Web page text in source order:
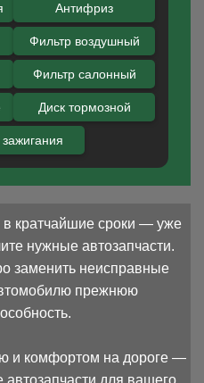
Антифриз
Фильтр воздушный
Фильтр салонный
Диск тормозной
в кратчайшие сроки — уже
нужные автозапчасти.
заменить неисправные
прежнюю
и комфортом на дороге —
для вашего